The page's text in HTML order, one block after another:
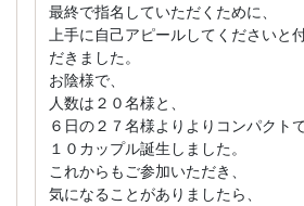
最終で指名していただくために、
上手に自己アピールしてくださいと
だきました。
お陰様で、
人数は２０名様と、
６日の２７名様よりよりコンパクト
１０カップル誕生しました。
これからもご参加いただき、
気になることがありましたら、